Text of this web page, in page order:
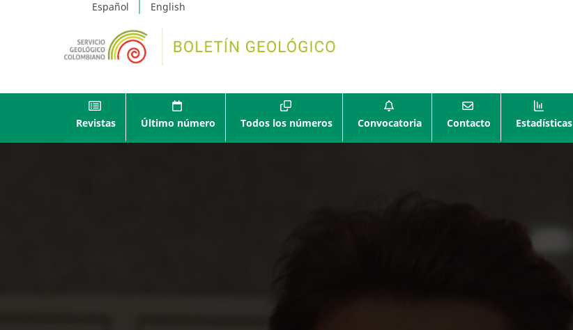
Español English
Revistas Último número Todos los números Convocatoria Contacto Estadísticas